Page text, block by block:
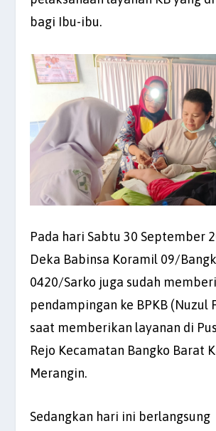
bagi Ibu-ibu.
Pada hari Sabtu 30 September
Deka Babinsa Koramil 09/
0420/Sarko juga sudah
pendampingan ke BPKB (Nuzul
saat memberikan layanan di
Rejo Kecamatan Bangko Barat
Merangin.
Sedangkan hari ini berlangsung